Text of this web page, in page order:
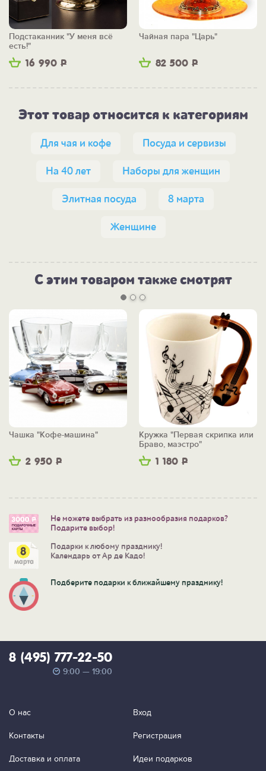
16 990 Р
Подстаканник "У меня всё
есть!"
82 500 Р
Чайная пара "Царь"
Этот товар относится к категориям
Для чая и кофе Посуда и сервизы
На 40 лет Наборы для женщин
Элитная посуда 8 марта
Женщине
С этим товаром также смотрят
2 950 Р
Чашка "Кофе-машина"
1 180 Р
Кружка "Первая скрипка или
Браво, маэстро"
Не можете выбрать из разнообразия подарков?
Подарите выбор!
Подарки к любому празднику!
Календарь от Ар де Кадо!
Подберите подарки к ближайшему празднику!
8 (495) 777-22-50
9:00 — 19:00
О нас
Контакты
Доставка и оплата
Вход
Регистрация
Идеи подарков